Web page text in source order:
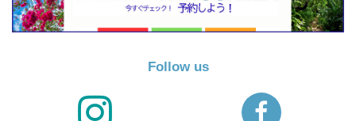
Follow us